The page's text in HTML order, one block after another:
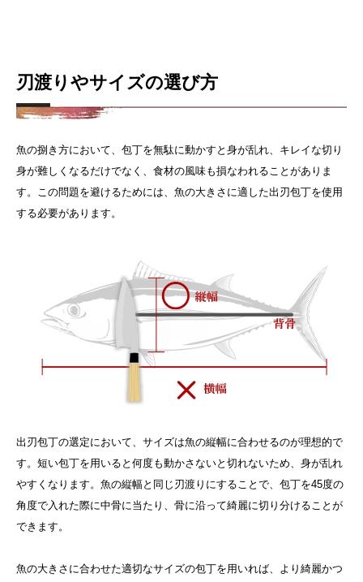
刃渡りやサイズの選び方
魚の捌き方において、包丁を無駄に動かすと身が乱れ、キレイな切り
身が難しくなるだけでなく、食材の風味も損なわれることがありま
す。この問題を避けるためには、魚の大きさに適した出刃包丁を使用
する必要があります。
出刃包丁の選定において、サイズは魚の縦幅に合わせるのが理想的で
す。短い包丁を用いると何度も動かさないと切れないため、身が乱れ
やすくなります。魚の縦幅と同じ刃渡りにすることで、包丁を45度の
角度で入れた際に中骨に当たり、骨に沿って綺麗に切り分けることが
できます。
魚の大きさに合わせた適切なサイズの包丁を用いれば、より綺麗かつ